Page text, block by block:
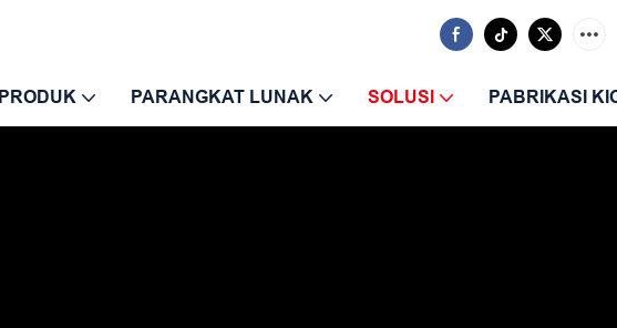
PRODUK PARANGKAT LUNAK SOLUSI PABRIKASI